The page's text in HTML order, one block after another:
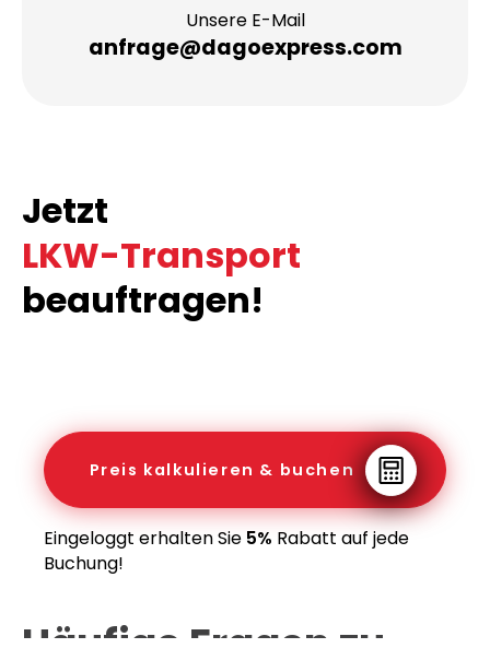
Unsere E-Mail
anfrage@dagoexpress.com
Jetzt
LKW-Transport
beauftragen!
Preis kalkulieren & buchen
Eingeloggt erhalten Sie 5% Rabatt auf jede
Buchung!
Häufige Fragen zu